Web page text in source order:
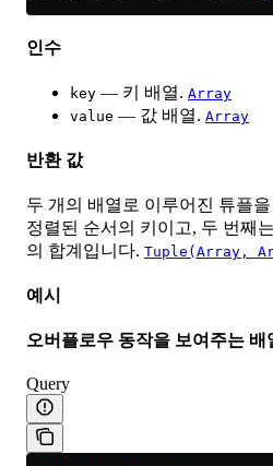
인수
key — 키 배열. Array
value — 값 배열. Array
반환 값
두 개의 배열로 이루어진 튜플
정렬된 순서의 키이고, 두 번째
의 합계입니다. Tuple(Array,
예시
오버플로우 동작을 보여주는 배
Query